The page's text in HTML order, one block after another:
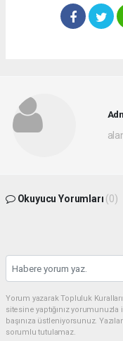
Okuyucu Yorumları (0)
Yorum yazarak Topluluk
sitesine yaptığınız
başınıza üstleniyorsunuz.
sorumlu tutulamaz.